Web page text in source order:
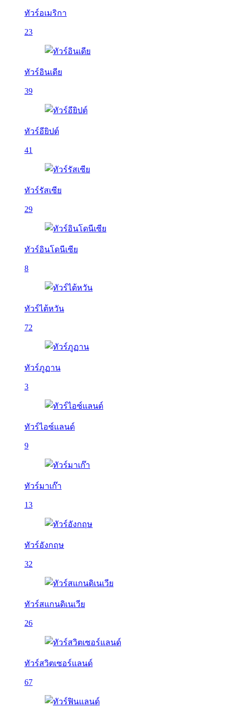
ทัวร์อเมริกา
23
ทัวร์อินเดีย
39
ทัวร์อียิปต์
41
ทัวร์รัสเซีย
29
ทัวร์อินโดนีเซีย
8
ทัวร์ไต้หวัน
72
ทัวร์ภูฏาน
3
ทัวร์ไอซ์แลนด์
9
ทัวร์มาเก๊า
13
ทัวร์อังกฤษ
32
ทัวร์สแกนดิเนเวีย
26
ทัวร์สวิตเซอร์แลนด์
67